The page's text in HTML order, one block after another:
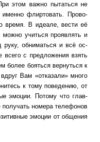
этом важно пы­тать­ся не
именно флир­то­вать. Про­во­
вре­мя. В иде­а­ле, вести её
учить­ся про­яв­лять и
руку, об­ни­мать­ся и всё ос­
всего с пред­ло­же­ния взять
более бо­ять­ся вер­нуть­ся к
Вам «от­ка­за­ли» много
к тому по­ве­де­нию, от
эмо­ции. Потому что глав­
номера те­ле­фо­нов
эмоции от об­ще­ния